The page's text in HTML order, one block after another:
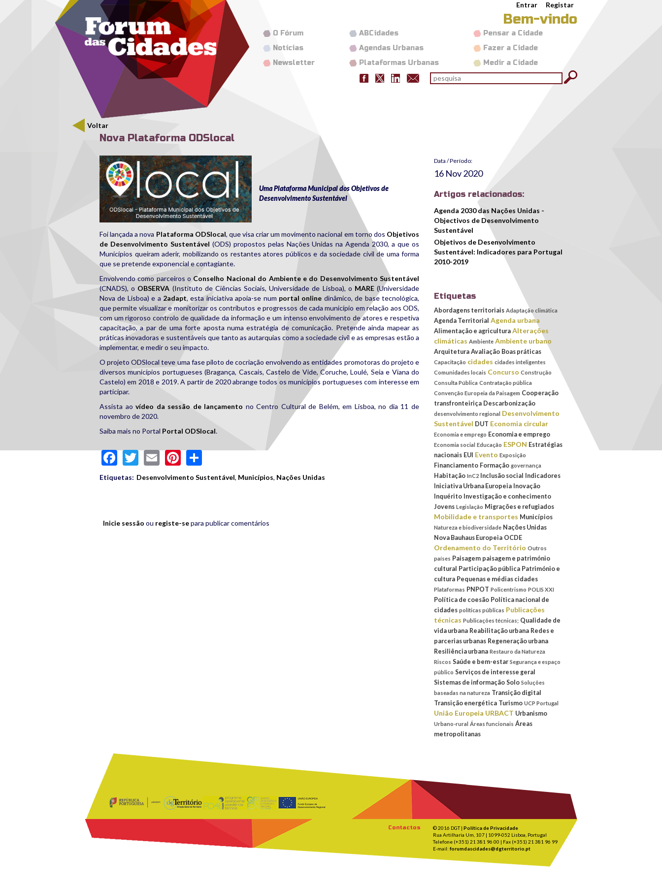
Passar para o conteúdo principalMenu secundário Entrar Registar
Bem-vindo
Pensar a Cidade
Fazer a Cidade
Medir a Cidade
ABCidades
Agendas Urbanas
Plataformas Urbanas
O Fórum
Notícias
Newsletter
Formulário de pesquisa
pesquisar
Voltar
Nova Plataforma ODSlocal
ods_local_1.jpg
Uma Plataforma Municipal dos Objetivos de
Desenvolvimento Sustentável
Foi lançada a nova Plataforma ODSlocal, que visa criar um movimento nacional em torno dos Objetivos
de Desenvolvimento Sustentável (ODS) propostos pelas Nações Unidas na Agenda 2030, a que os
Municípios queiram aderir, mobilizando os restantes atores públicos e da sociedade civil de uma forma
que se pretende exponencial e contagiante.
Envolvendo como parceiros o Conselho Nacional do Ambiente e do Desenvolvimento Sustentável
(CNADS), o OBSERVA (Instituto de Ciências Sociais, Universidade de Lisboa), o MARE(Universidade
Nova de Lisboa) e a 2adapt, esta iniciativa apoia-se num portal online dinâmico, de base tecnológica,
que permite visualizar e monitorizar os contributos e progressos de cada município em relação aos ODS,
com um rigoroso controlo de qualidade da informação e um intenso envolvimento de atores e respetiva
capacitação, a par de uma forte aposta numa estratégia de comunicação. Pretende ainda mapear as
práticas inovadoras e sustentáveis que tanto as autarquias como a sociedade civil e as empresas estão a
implementar, e medir o seu impacto.
O projeto ODSlocal teve uma fase piloto de cocriação envolvendo as entidades promotoras do projeto e
diversos municípios portugueses (Bragança, Cascais, Castelo de Vide, Coruche, Loulé, Seia e Viana do
Castelo) em 2018 e 2019. A partir de 2020 abrange todos os municípios portugueses com interesse em
participar.
Assista aovídeo da sessão de lançamento no Centro Cultural de Belém, em Lisboa, no dia 11 de
novembro de 2020.
Saiba mais no Portal Portal ODSlocal.
Facebook
Twitter
EmailPinterest
Share
Etiquetas: Desenvolvimento Sustentável, Municípios, Nações Unidas
Inicie sessão ou registe-separa publicar comentários
Data / Período:
16 Nov 2020
Artigos relacionados:
Agenda 2030 das Nações Unidas -
Objectivos de Desenvolvimento
Sustentável
Objetivos de Desenvolvimento
Sustentável: Indicadores para Portugal
2010-2019
Etiquetas
Abordagens territoriais Adaptação climática
Agenda Territorial Agenda urbana
Alimentação e agricultura Alterações
climáticas Ambiente Ambiente urbano
Arquitetura Avaliação Boas práticas
Capacitação cidades cidades inteligentes
Comunidades locais Concurso Construção
Consulta Pública Contratação pública
Convenção Europeia da Paisagem Cooperação
transfronteiriça Descarbonização
desenvolvimento regional Desenvolvimento
Sustentável DUT Economia circular
Economia e emprego Economia e emprego
Economia social Educação ESPON Estratégias
nacionais EUI Evento Exposição
Financiamento Formação governança
Habitação InC2 Inclusão social
Indicadores
Iniciativa Urbana Europeia Inovação
Inquérito Investigação e conhecimento
Jovens Legislação Migrações e refugiados
Mobilidade e transportes Municípios
Natureza e biodiversidade Nações Unidas
Nova Bauhaus Europeia OCDE
Ordenamento do Território Outros
países Paisagem paisagem e património
cultural Participação pública Património e
cultura Pequenas e médias cidades
Plataformas PNPOT Policentrismo POLIS XXI
Política de coesão Política nacional de
cidades políticas públicas Publicações
técnicas Publicações técnicas; Qualidade de
vida urbana Reabilitação urbana Redes e
parcerias urbanas Regeneração urbana
Resiliência urbana Restauro da Natureza
Riscos Saúde e bem-estar Segurança e espaço
público Serviços de interesse geral
Sistemas de informação Solo Soluções
baseadas na natureza Transição digital
Transição energética Turismo UCP Portugal
União Europeia URBACT Urbanismo
Urbano-rural Áreas funcionais Áreas
metropolitanas
Contactos © 2016 DGT |Política de Privacidade
Rua Artilharia Um, 107 | 1099-052 Lisboa, Portugal
Telefone (+351) 21 381 96 00 | Fax (+351) 21 381 96 99
E-mail:forumdascidades@dgterritorio.pt